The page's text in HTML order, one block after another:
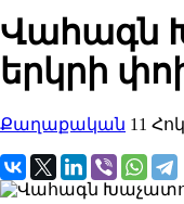
Վահագն
երկրի
Քաղաքական 11